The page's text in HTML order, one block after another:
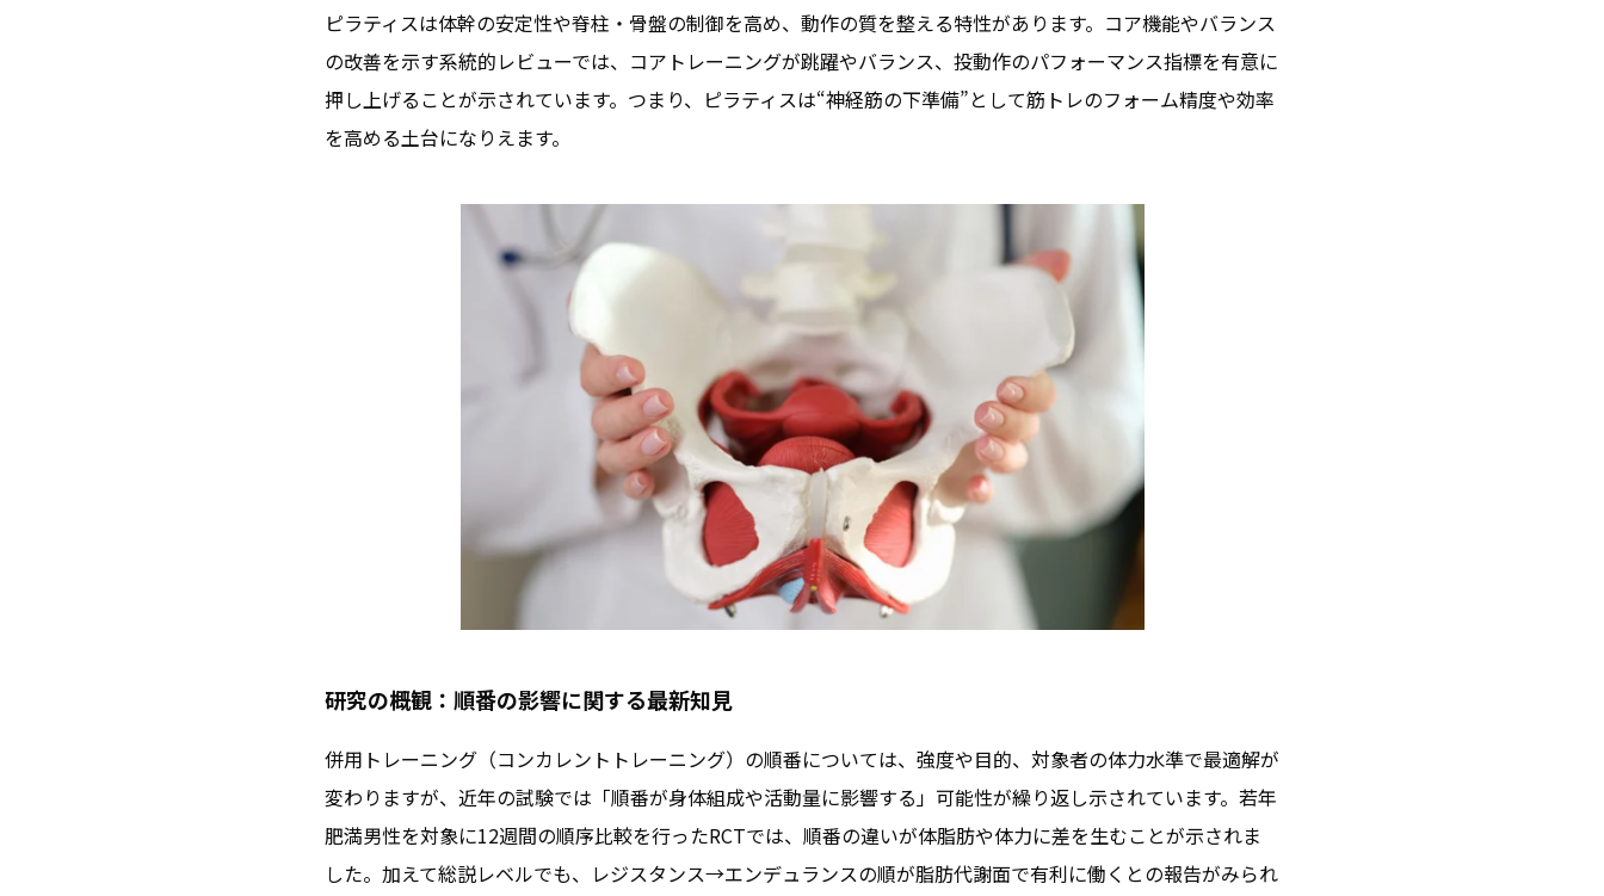
ピラティスは体幹の安定性や脊柱・骨盤の制御を高め、動作の質を整える特性があります。コア機能やバランス
の改善を示す系統的レビューでは、コアトレーニングが跳躍やバランス、投動作のパフォーマンス指標を有意に
押し上げることが示されています。つまり、ピラティスは“神経筋の下準備”として筋トレのフォーム精度や効率
を高める土台になりえます。
研究の概観：順番の影響に関する最新知見
併用トレーニング（コンカレントトレーニング）の順番については、強度や目的、対象者の体力水準で最適解が
変わりますが、近年の試験では「順番が身体組成や活動量に影響する」可能性が繰り返し示されています。若年
肥満男性を対象に12週間の順序比較を行ったRCTでは、順番の違いが体脂肪や体力に差を生むことが示されま
した。加えて総説レベルでも、レジスタンス→エンデュランスの順が脂肪代謝面で有利に働くとの報告がみられ